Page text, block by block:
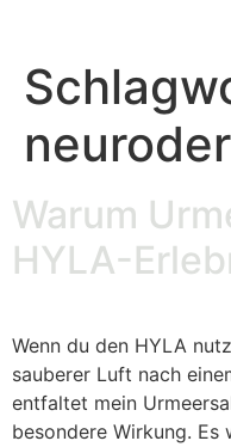
Warum
HYLA-
Wenn du den HYLA
sauberer Luft nach
entfaltet mein
besondere Wirkung.